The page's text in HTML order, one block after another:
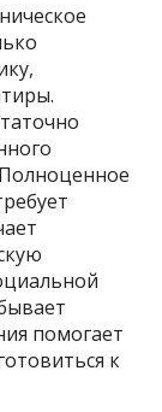
помогает
к